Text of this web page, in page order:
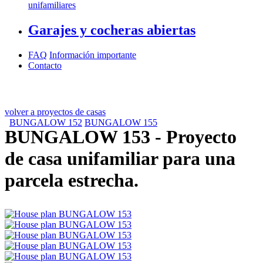
unifamiliares
Garajes y cocheras abiertas
FAQ Información importante
Contacto
volver a proyectos de casas
BUNGALOW 152 BUNGALOW 155
BUNGALOW 153 - Proyecto
de casa unifamiliar para una
parcela estrecha.